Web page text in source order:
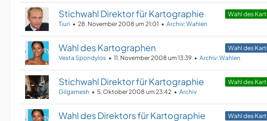
Wahl des
Stichwahl Direktor für Kartographie
Tiuri 28. November 2008 um 21:01 Archiv: Wahlen
Wahl des
Wahl des Kartographen
Vesta Spondylos 11. November 2008 um 13:39 Archiv: Wahlen
Wahl des
Stichwahl Direktor für Kartographie
Gilgamesh 5. Oktober 2008 um 23:42 Archiv
Wahl des
Wahl des Direktors für Kartographie